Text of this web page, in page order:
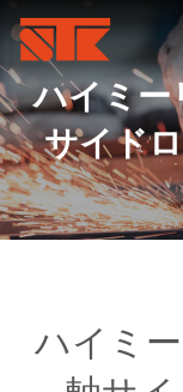
ハイミー
サイド
ハイミ